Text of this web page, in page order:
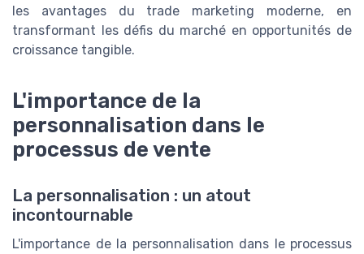
les avantages du trade marketing moderne, en
transformant les défis du marché en opportunités de
croissance tangible.
L'importance de la
personnalisation dans le
processus de vente
La personnalisation : un atout
incontournable
L'importance de la personnalisation dans le processus